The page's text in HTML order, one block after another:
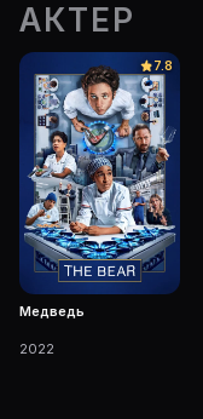
АКТЕР
7.8
Медведь
2022